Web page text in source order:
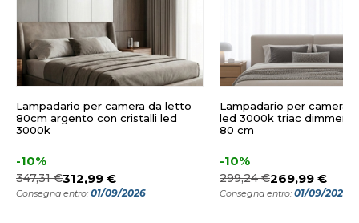
Lampadario per camera da letto
80cm argento con cristalli led
3000k
-10%
347,31 €312,99 €
Consegna entro: 01/09/2026
Lampadario per camera
led 3000k triac
80 cm
-10%
299,24 €269,99 €
Consegna entro: 01/09/2026